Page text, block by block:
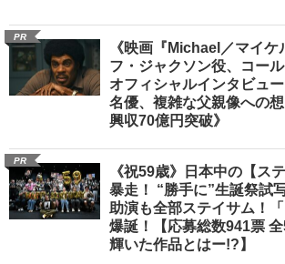
PR
《映画『Michael／マイケ
フ・ジャクソン役、コー
オフィシャルインタビュ
名優、複雑な父親像への
興収70億円突破》
PR
《祝59歳》日本中の【ス
暴走！ “勝手に”生誕祭試
助演も全部ステイサム！「
爆誕！【応募総数941票
輝いた作品とはー!?】